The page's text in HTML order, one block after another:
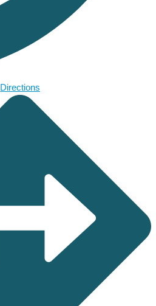
Directions